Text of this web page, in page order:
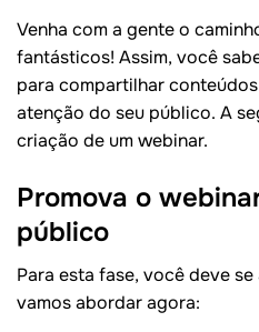
Venha com a gente o
fantásticos! Assim, você
para compartilhar
atenção do seu público. A
criação de um webinar.
Promova o
público
Para esta fase, você deve
vamos abordar agora: